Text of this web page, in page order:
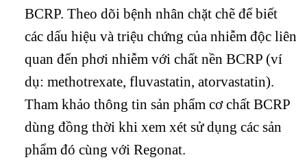
BCRP. Theo dõi bệnh nhân chặt chẽ để biết
các dấu hiệu và triệu chứng của nhiễm độc liên
quan đến phơi nhiễm với chất nền BCRP (ví
dụ: methotrexate, fluvastatin, atorvastatin).
Tham khảo thông tin sản phẩm cơ chất BCRP
dùng đồng thời khi xem xét sử dụng các sản
phẩm đó cùng với Regonat.